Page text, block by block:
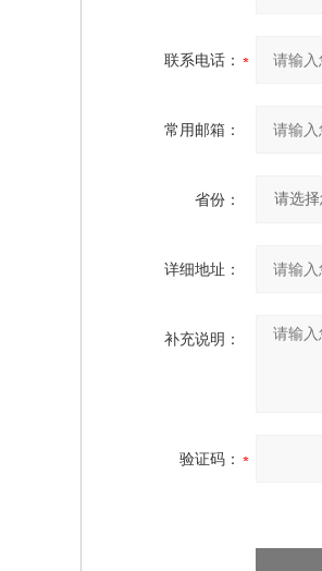
联系电话：
常用邮箱：
省份：
详细地址：
补充说明：
验证码：